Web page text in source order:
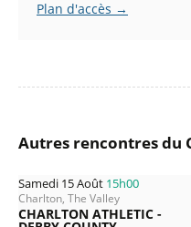
Plan d'accès →
Autres rencontres du
Samedi 15 Août 15h00
Charlton, The Valley
CHARLTON ATHLETIC -